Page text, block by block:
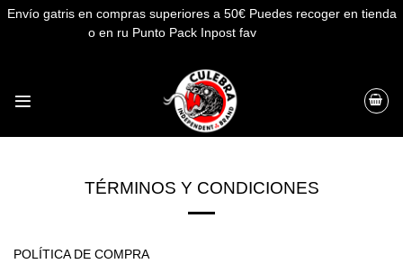
Envío gatris en compras superiores a 50€ Puedes recoger en tienda
o en ru Punto Pack Inpost fav
contenido
TÉRMINOS Y CONDICIONES
POLÍTICA DE COMPRA